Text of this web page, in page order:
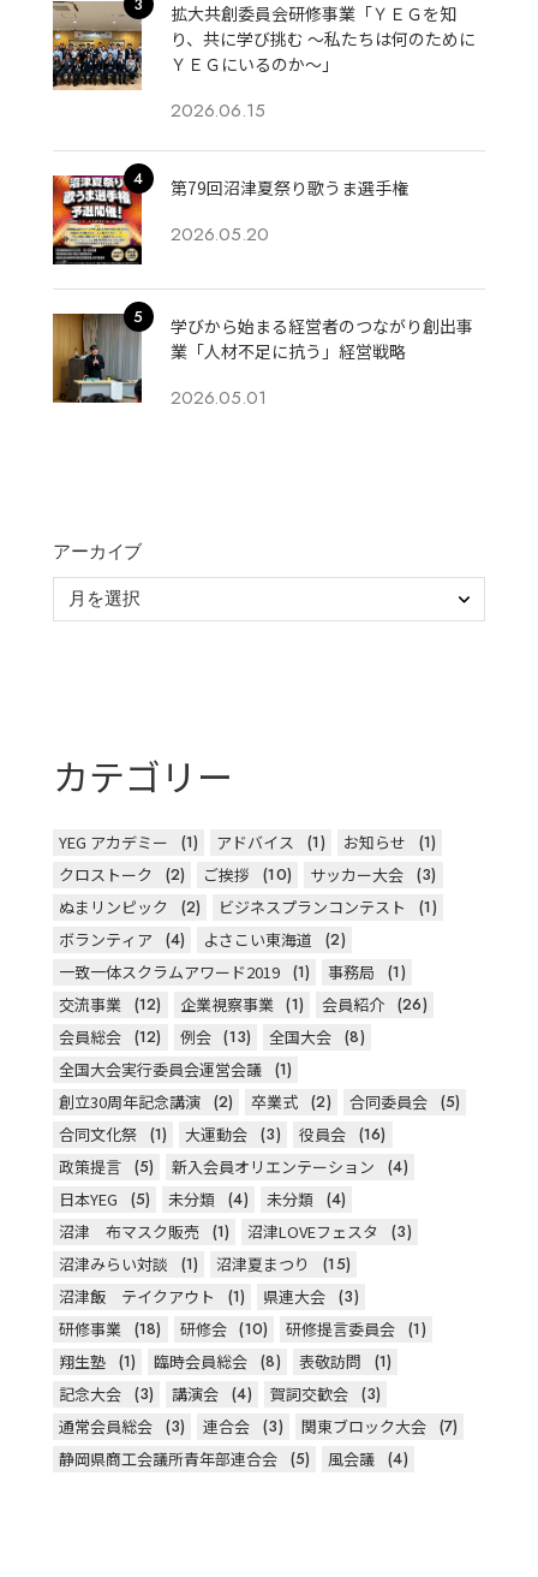
拡大共創委員会研修事業「ＹＥＧを知
り、共に学び挑む 〜私たちは何のために
ＹＥＧにいるのか〜」
2026.06.15
第79回沼津夏祭り歌うま選手権
2026.05.20
学びから始まる経営者のつながり創出事
業「人材不足に抗う」経営戦略
2026.05.01
アーカイブ
カテゴリー
YEG アカデミー (1) アドバイス (1) お知らせ
(1)
クロストーク
(2) ご挨拶 (10) サッカー大会 (3)
ぬまリンピック
(2) ビジネスプランコンテスト
(1)
ボランティア
(4) よさこい東海道
(2)
一致一体スクラムアワード2019 (1) 事務局
(1)
交流事業 (12) 企業視察事業 (1) 会員紹介 (26)
会員総会 (12) 例会 (13) 全国大会 (8)
全国大会実行委員会運営会議 (1)
創立30周年記念講演 (2) 卒業式 (2) 合同委員会 (5)
合同文化祭 (1) 大運動会 (3) 役員会 (16)
政策提言 (5) 新入会員オリエンテーション
(4)
日本YEG
(5) 未分類 (4) 未分類 (4)
沼津 布マスク販売 (1) 沼津LOVEフェスタ
(3)
沼津みらい対談
(1) 沼津夏まつり
(15)
沼津飯 テイクアウト
(1) 県連大会 (3)
研修事業 (18) 研修会 (10) 研修提言委員会 (1)
翔生塾 (1) 臨時会員総会 (8) 表敬訪問
(1)
記念大会 (3) 講演会 (4) 賀詞交歓会 (3)
通常会員総会 (3) 連合会 (3) 関東ブロック大会 (7)
静岡県商工会議所青年部連合会 (5) 風会議 (4)